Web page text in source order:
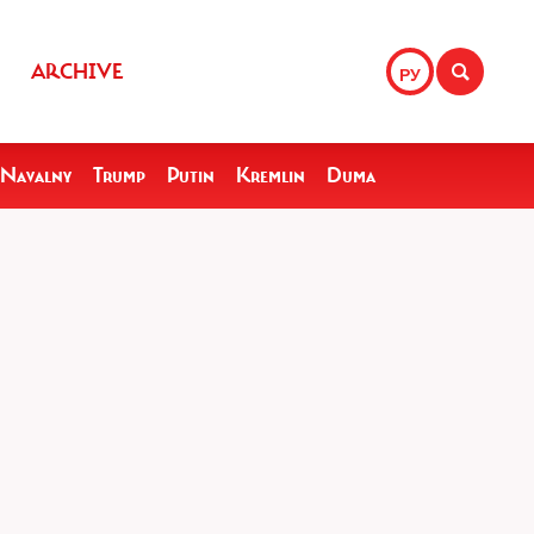
РУ
ARCHIVE
Navalny Trump Putin Kremlin Duma